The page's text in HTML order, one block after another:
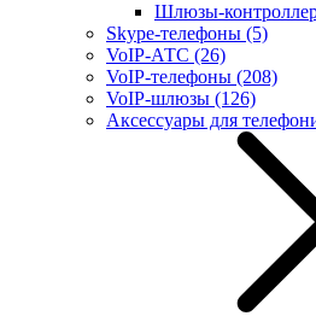
Шлюзы-
Skype-телефоны (5)
VoIP-АТС (26)
VoIP-телефоны (208)
VoIP-шлюзы (126)
Аксессуары для